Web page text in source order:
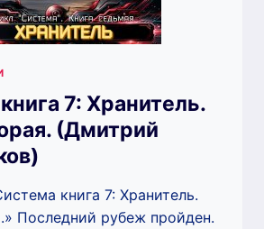
7: Хранитель.
(Дмитрий
книга 7: Хранитель.
Последний рубеж пройден.